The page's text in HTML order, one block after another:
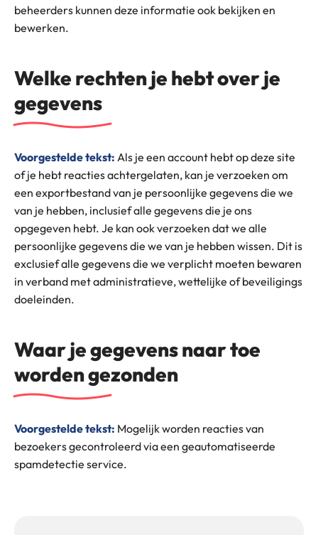
beheerders kunnen deze informatie ook bekijken en
bewerken.
Welke rechten je hebt over je
gegevens
Voorgestelde tekst: Als je een account hebt op deze site
of je hebt reacties achtergelaten, kan je verzoeken om
een exportbestand van je persoonlijke gegevens die we
van je hebben, inclusief alle gegevens die je ons
opgegeven hebt. Je kan ook verzoeken dat we alle
persoonlijke gegevens die we van je hebben wissen. Dit is
exclusief alle gegevens die we verplicht moeten bewaren
in verband met administratieve, wettelijke of beveiligings
doeleinden.
Waar je gegevens naar toe
worden gezonden
Voorgestelde tekst: Mogelijk worden reacties van
bezoekers gecontroleerd via een geautomatiseerde
spamdetectie service.